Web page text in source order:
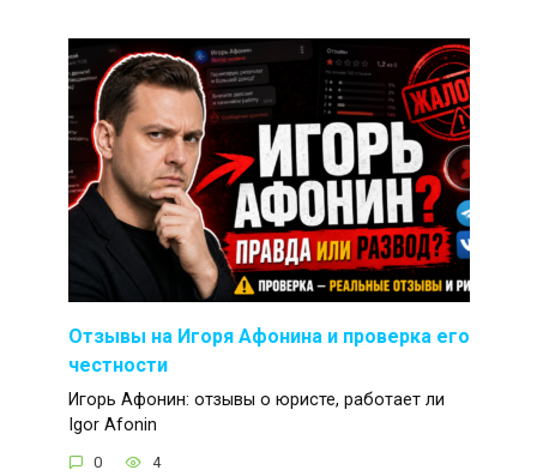
Отзывы на Игоря Афонина и проверка его
честности
Игорь Афонин: отзывы о юристе, работает ли
Igor Afonin
0 4